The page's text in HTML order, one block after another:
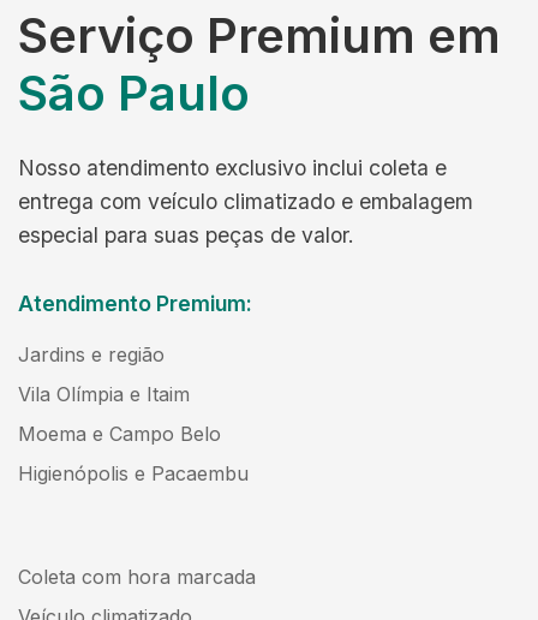
Serviço Premium em
São Paulo
Nosso atendimento exclusivo inclui coleta e
entrega com veículo climatizado e embalagem
especial para suas peças de valor.
Atendimento Premium:
Jardins e região
Vila Olímpia e Itaim
Moema e Campo Belo
Higienópolis e Pacaembu
Coleta com hora marcada